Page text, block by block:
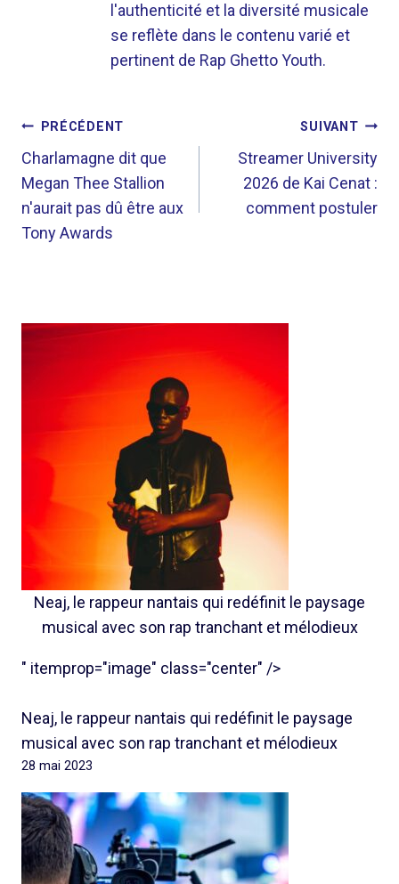
l'authenticité et la diversité musicale
se reflète dans le contenu varié et
pertinent de Rap Ghetto Youth.
NAVIGATION
DE
L’ARTICLE
PRÉCÉDENT
Charlamagne dit que
Megan Thee Stallion
n'aurait pas dû être aux
Tony Awards
SUIVANT
Streamer University
2026 de Kai Cenat :
comment postuler
Neaj, le rappeur nantais qui redéfinit le paysage
musical avec son rap tranchant et mélodieux
" itemprop="image" class="center" />
Neaj, le rappeur nantais qui redéfinit le paysage
musical avec son rap tranchant et mélodieux
28 mai 2023